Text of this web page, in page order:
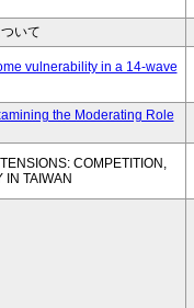
いて
vulnerability in a 14-wave
the Moderating Role
COMPETITION,
IN TAIWAN